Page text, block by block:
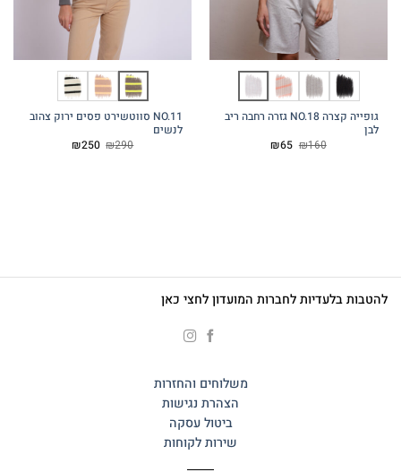
גופייה קצרה NO.18 גזרה רחבה ריב
לבן
₪160 המחיר
₪65 המחיר
NO.11 סווטשירט פסים ירוק צהוב
לנשים
₪290 המחיר
₪250 המחיר
להטבות בלעדיות לחברות המועדון לחצי כאן
משלוחים והחזרות
הצהרת נגישות
ביטול עסקה
שירות לקוחות